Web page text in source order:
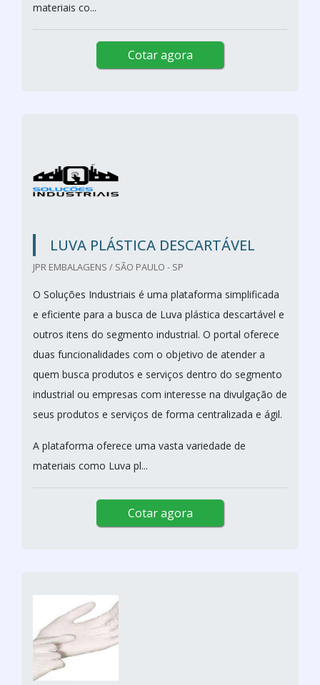
materiais co...
Cotar agora
LUVA PLÁSTICA DESCARTÁVEL
JPR EMBALAGENS / SÃO PAULO - SP
O Soluções Industriais é uma plataforma simplificada
e eficiente para a busca de Luva plástica descartável e
outros itens do segmento industrial. O portal oferece
duas funcionalidades com o objetivo de atender a
quem busca produtos e serviços dentro do segmento
industrial ou empresas com interesse na divulgação de
seus produtos e serviços de forma centralizada e ágil.
A plataforma oferece uma vasta variedade de
materiais como Luva pl...
Cotar agora